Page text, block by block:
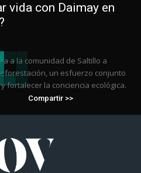
vida con Daimay en
a la comunidad de Saltillo a
un esfuerzo conjunto
fortalecer la conciencia ecológica.
Compartir >>